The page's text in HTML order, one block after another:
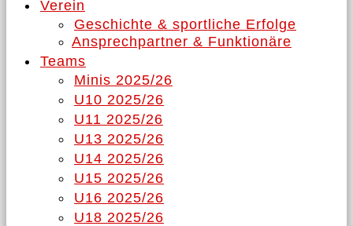
Verein
Geschichte & sportliche Erfolge
Ansprechpartner & Funktionäre
Teams
Minis 2025/26
U10 2025/26
U11 2025/26
U13 2025/26
U14 2025/26
U15 2025/26
U16 2025/26
U18 2025/26